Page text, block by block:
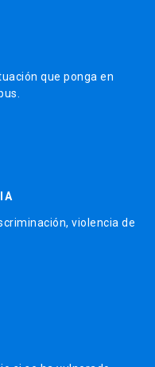
que ponga en
violencia de